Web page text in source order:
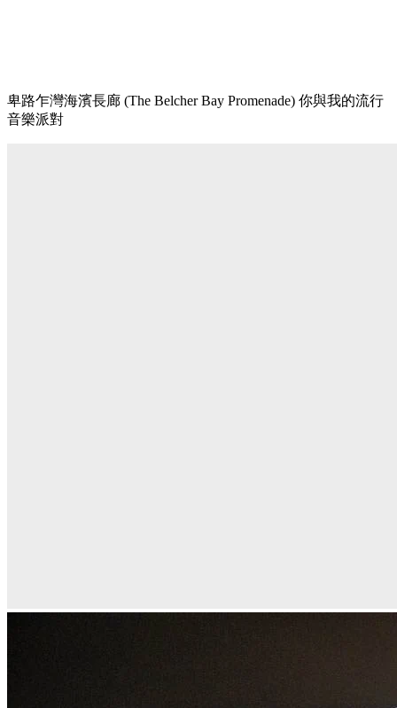
卑路乍灣海濱長廊 (The Belcher Bay Promenade) 你與我的流行
音樂派對